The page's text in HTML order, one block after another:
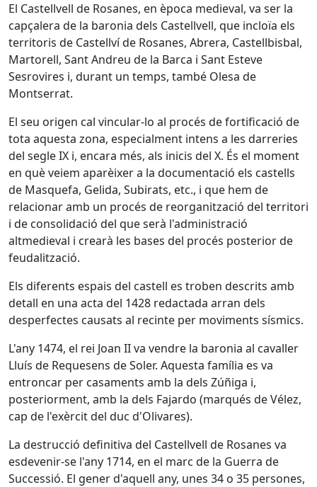
El Castellvell de Rosanes, en època medieval, va ser la
capçalera de la baronia dels Castellvell, que incloïa els
territoris de Castellví de Rosanes, Abrera, Castellbisbal,
Martorell, Sant Andreu de la Barca i Sant Esteve
Sesrovires i, durant un temps, també Olesa de
Montserrat.
El seu origen cal vincular-lo al procés de fortificació de
tota aquesta zona, especialment intens a les darreries
del segle IX i, encara més, als inicis del X. És el moment
en què veiem aparèixer a la documentació els castells
de Masquefa, Gelida, Subirats, etc., i que hem de
relacionar amb un procés de reorganització del territori
i de consolidació del que serà l'administració
altmedieval i crearà les bases del procés posterior de
feudalització.
Els diferents espais del castell es troben descrits amb
detall en una acta del 1428 redactada arran dels
desperfectes causats al recinte per moviments sísmics.
L'any 1474, el rei Joan II va vendre la baronia al cavaller
Lluís de Requesens de Soler. Aquesta família es va
entroncar per casaments amb la dels Zúñiga i,
posteriorment, amb la dels Fajardo (marqués de Vélez,
cap de l'exèrcit del duc d'Olivares).
La destrucció definitiva del Castellvell de Rosanes va
esdevenir-se l'any 1714, en el marc de la Guerra de
Successió. El gener d'aquell any, unes 34 o 35 persones,